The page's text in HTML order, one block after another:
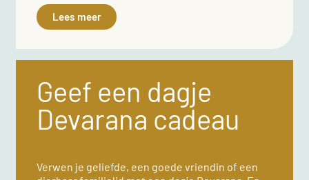
Lees meer
Geef een dagje
Devarana cadeau
Verwen je geliefde, een goede vriendin of een